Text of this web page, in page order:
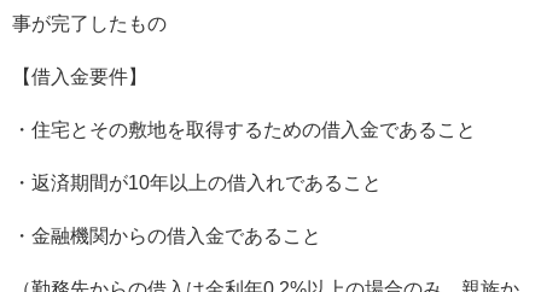
事が完了したもの
【借入金要件】
・住宅とその敷地を取得するための借入金であること
・返済期間が10年以上の借入れであること
・金融機関からの借入金であること